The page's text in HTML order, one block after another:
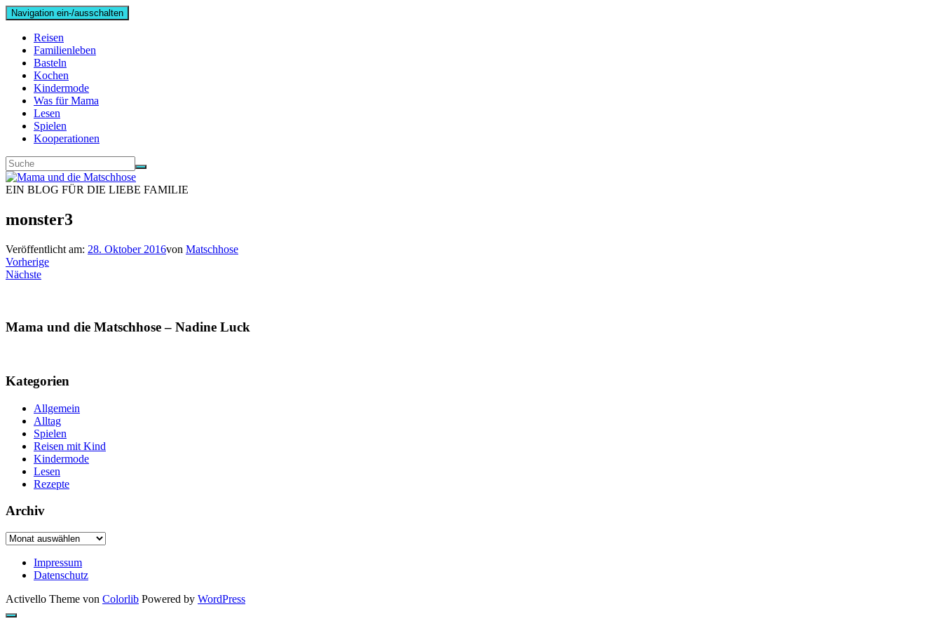
Navigation ein-/ausschalten
Reisen
Familienleben
Basteln
Kochen
Kindermode
Was für Mama
Lesen
Spielen
Kooperationen
EIN BLOG FÜR DIE LIEBE FAMILIE
monster3
Veröffentlicht am: 28. Oktober 2016von Matschhose
Vorherige
Nächste
Mama und die Matschhose – Nadine Luck
Kategorien
Allgemein
Alltag
Spielen
Reisen mit Kind
Kindermode
Lesen
Rezepte
Archiv
Archiv
Impressum
Datenschutz
Activello Theme von Colorlib Powered by WordPress